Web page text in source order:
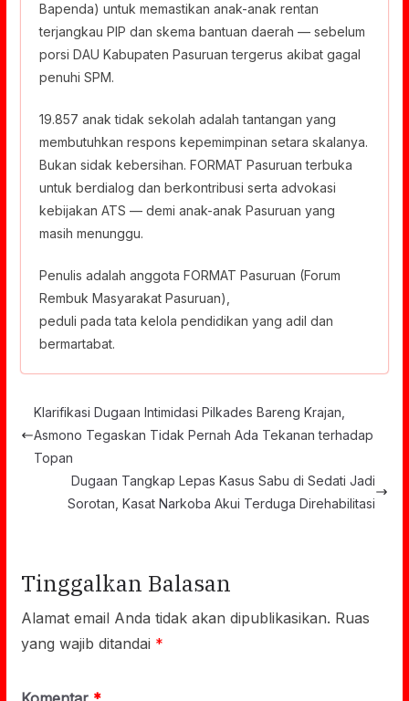
Bapenda) untuk memastikan anak-anak rentan
terjangkau PIP dan skema bantuan daerah — sebelum
porsi DAU Kabupaten Pasuruan tergerus akibat gagal
penuhi SPM.
19.857 anak tidak sekolah adalah tantangan yang
membutuhkan respons kepemimpinan setara skalanya.
Bukan sidak kebersihan. FORMAT Pasuruan terbuka
untuk berdialog dan berkontribusi serta advokasi
kebijakan ATS — demi anak-anak Pasuruan yang
masih menunggu.
Penulis adalah anggota FORMAT Pasuruan (Forum
Rembuk Masyarakat Pasuruan),
peduli pada tata kelola pendidikan yang adil dan
bermartabat.
Klarifikasi Dugaan Intimidasi Pilkades Bareng Krajan,
Asmono Tegaskan Tidak Pernah Ada Tekanan terhadap
Topan
Dugaan Tangkap Lepas Kasus Sabu di Sedati Jadi
Sorotan, Kasat Narkoba Akui Terduga Direhabilitasi
Tinggalkan Balasan
Alamat email Anda tidak akan dipublikasikan. Ruas
yang wajib ditandai *